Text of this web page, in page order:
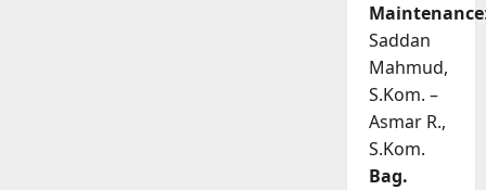
Maintenance
Saddan
Mahmud,
S.Kom. –
Asmar R.,
S.Kom.
Bag.